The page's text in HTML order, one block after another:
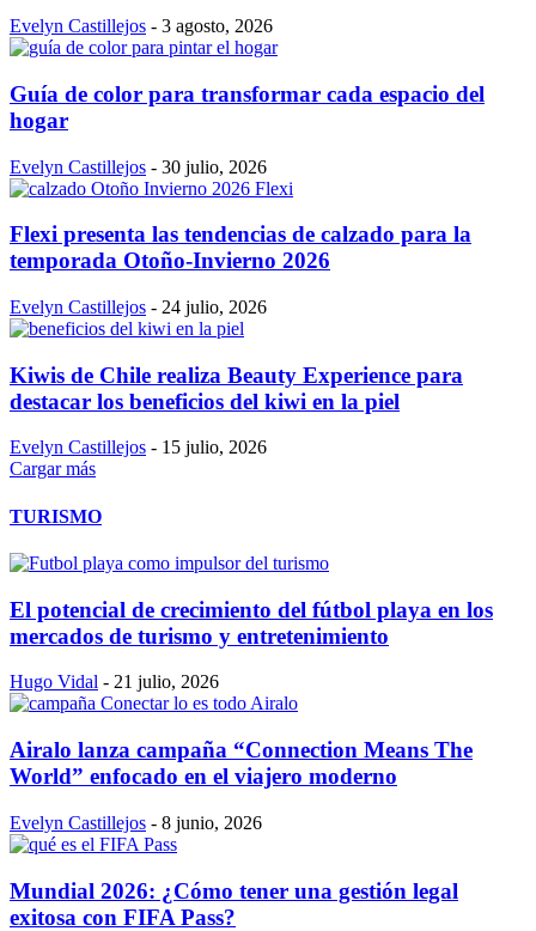
Evelyn Castillejos - 3 agosto, 2026
Guía de color para transformar cada espacio del
hogar
Evelyn Castillejos - 30 julio, 2026
Flexi presenta las tendencias de calzado para la
temporada Otoño-Invierno 2026
Evelyn Castillejos - 24 julio, 2026
Kiwis de Chile realiza Beauty Experience para
destacar los beneficios del kiwi en la piel
Evelyn Castillejos - 15 julio, 2026
Cargar más
TURISMO
El potencial de crecimiento del fútbol playa en los
mercados de turismo y entretenimiento
Hugo Vidal - 21 julio, 2026
Airalo lanza campaña “Connection Means The
World” enfocado en el viajero moderno
Evelyn Castillejos - 8 junio, 2026
Mundial 2026: ¿Cómo tener una gestión legal
exitosa con FIFA Pass?